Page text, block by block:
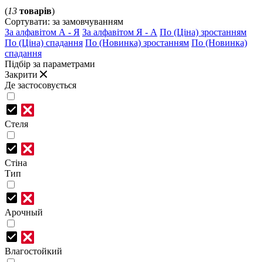
(13 товарів)
Сортувати: за замовчуванням
За алфавітом А - Я За алфавітом Я - А По (Ціна) зростанням
По (Ціна) спадання По (Новинка) зростанням По (Новинка)
спадання
Підбір за параметрами
Закрити
Де застосовується
Стеля
Стіна
Тип
Арочный
Влагостойкий